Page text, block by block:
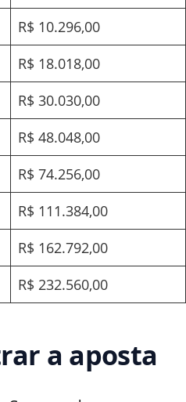
R$ 10.296,00
R$ 18.018,00
R$ 30.030,00
R$ 48.048,00
R$ 74.256,00
R$ 111.384,00
R$ 162.792,00
R$ 232.560,00
a aposta